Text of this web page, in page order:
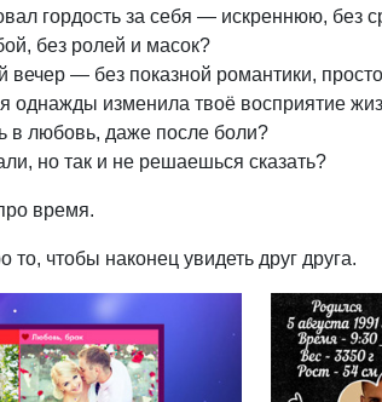
гордость за себя — искреннюю, без
без ролей и масок?
вечер — без показной романтики,
однажды изменила твоё восприятие
в любовь, даже после боли?
но так и не решаешься сказать?
время.
чтобы наконец увидеть друг друга.